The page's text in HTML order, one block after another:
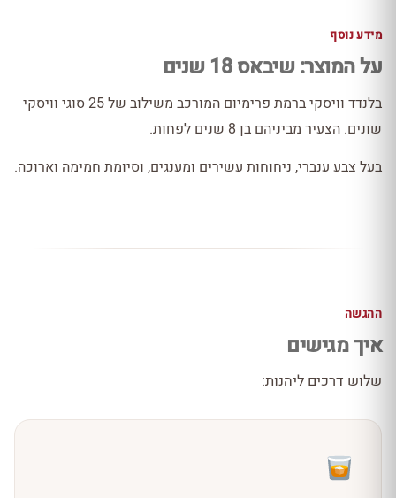
מידע נוסף
על המוצר: שיבאס 18 שנים
בלנדד וויסקי ברמת פרימיום המורכב משילוב של 25 סוגי וויסקי
שונים. הצעיר מביניהם בן 8 שנים לפחות.
בעל צבע ענברי, ניחוחות עשירים ומענגים, וסיומת חמימה וארוכה.
ההגשה
איך מגישים
שלוש דרכים ליהנות: